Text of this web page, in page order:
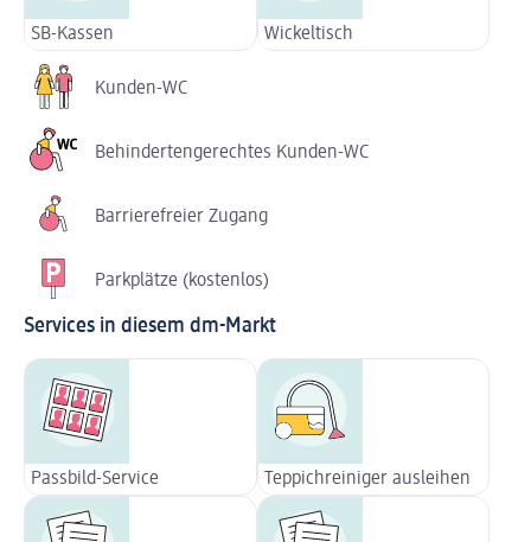
SB-Kassen Wickeltisch
Kunden-WC
Behindertengerechtes Kunden-WC
Barrierefreier Zugang
Parkplätze (kostenlos)
Services in diesem dm-Markt
Passbild-Service Teppichreiniger ausleihen